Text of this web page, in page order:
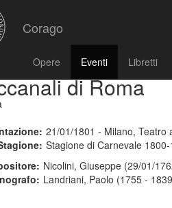
Corago
Opere Eventi Libretti
di Roma
21/01/1801 - Milano, Teatro
Stagione di Carnevale
Nicolini, Giuseppe (29/01/
Landriani, Paolo (1755 -